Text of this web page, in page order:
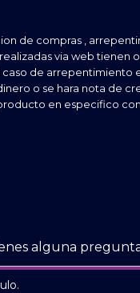
de compras ,
via web
de arrepentimiento
o se hara nota de
en especifico
alguna